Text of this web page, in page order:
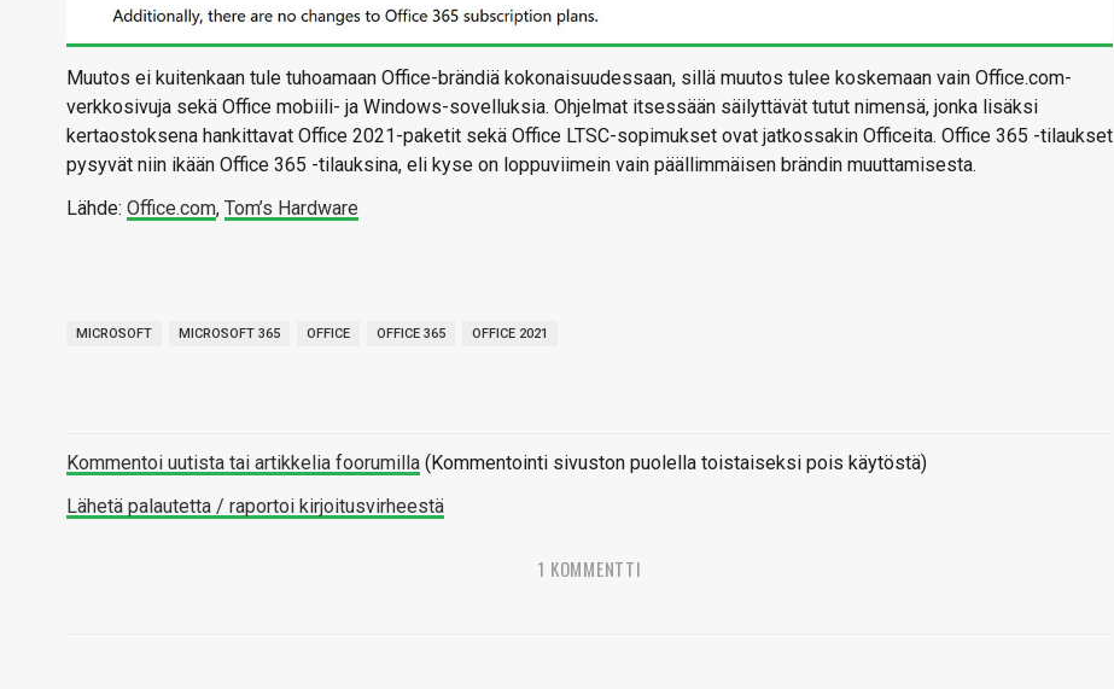
Muutos ei kuitenkaan tule tuhoamaan Office-brändiä kokonaisuudessaan, sillä muutos tulee koskemaan vain Office.com-
verkkosivuja sekä Office mobiili- ja Windows-sovelluksia. Ohjelmat itsessään säilyttävät tutut nimensä, jonka lisäksi
kertaostoksena hankittavat Office 2021-paketit sekä Office LTSC-sopimukset ovat jatkossakin Officeita. Office 365 -tilaukset
pysyvät niin ikään Office 365 -tilauksina, eli kyse on loppuviimein vain päällimmäisen brändin muuttamisesta.
Lähde: Office.com, Tom’s Hardware
MICROSOFT MICROSOFT 365 OFFICE OFFICE 365 OFFICE 2021
Kommentoi uutista tai artikkelia foorumilla (Kommentointi sivuston puolella toistaiseksi pois käytöstä)
Lähetä palautetta / raportoi kirjoitusvirheestä
1 KOMMENTTI